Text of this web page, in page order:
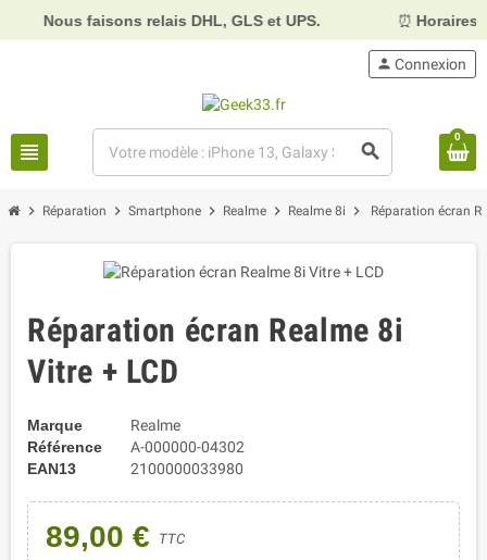
Nous faisons relais DHL, GLS et UPS. ⏰Horaires :
view_headline search
person Connexion
0
chevron_right Réparation chevron_right Smartphone chevron_right Realme chevron_right Realme 8i chevron_right Réparation écran
Réparation écran Realme 8i
Vitre + LCD
Marque
Realme
Référence
A-000000-04302
EAN13
2100000033980
89,00 € TTC